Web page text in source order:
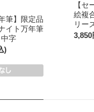
筆】限定品
イト万年筆
字
)
【
絵複
リー